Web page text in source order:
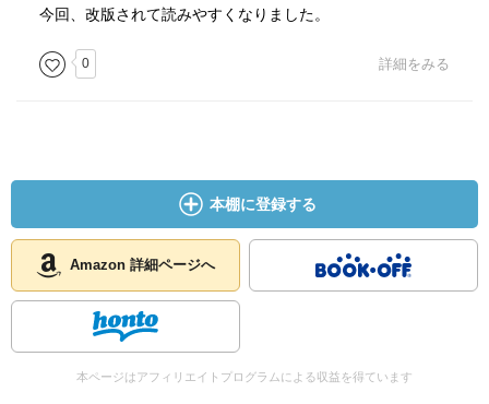
今回、改版されて読みやすくなりました。
0 詳細をみる
本棚に登録する
Amazon 詳細ページへ
本ページはアフィリエイトプログラムによる収益を得ています